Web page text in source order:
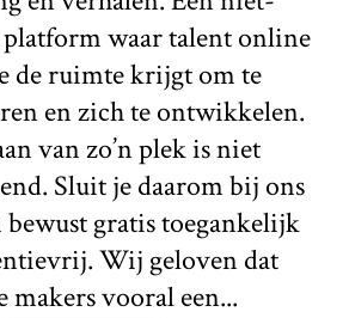
waar talent online
de ruimte krijgt om te
en zich te ontwikkelen.
van zo’n plek is niet
Sluit je daarom bij ons
bewust gratis toegankelijk
Wij geloven dat
makers vooral een...